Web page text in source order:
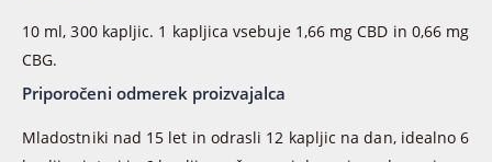
10 ml, 300 kapljic. 1 kapljica vsebuje 1,66 mg CBD in 0,66 mg
CBG.
Priporočeni odmerek proizvajalca
Mladostniki nad 15 let in odrasli 12 kapljic na dan, idealno 6